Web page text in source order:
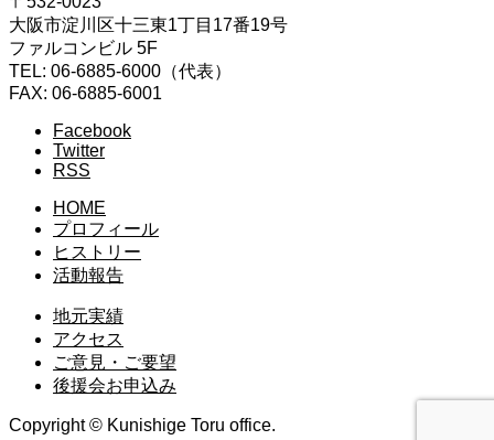
大阪市淀川区十三東1丁目17番19号
ファルコンビル 5F
TEL: 06-6885-6000（代表）
FAX: 06-6885-6001
Facebook
Twitter
RSS
HOME
プロフィール
ヒストリー
活動報告
地元実績
アクセス
ご意見・ご要望
後援会お申込み
Copyright © Kunishige Toru office.